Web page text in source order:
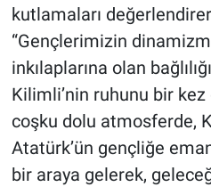
kutlamaları
“Gençlerimizin
inkılaplarına olan
Kilimli’nin ruhunu bir
coşku dolu atmosferde,
Atatürk’ün gençliğe
bir araya gelerek,